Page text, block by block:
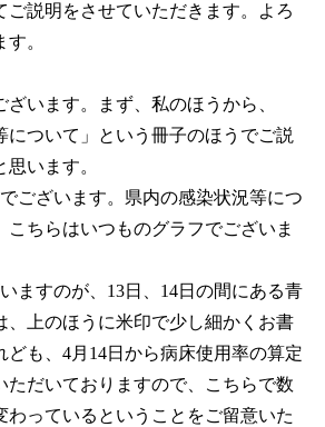
ご説明をさせていただきます。よろ
。
います。まず、私のほうから、
について」という冊子のほうでご説
います。
ございます。県内の感染状況等につ
こちらはいつものグラフでございま
ますのが、13日、14日の間にある青
、上のほうに米印で少し細かくお書
ども、4月14日から病床使用率の算定
ただいておりますので、こちらで数
わっているということをご留意いた